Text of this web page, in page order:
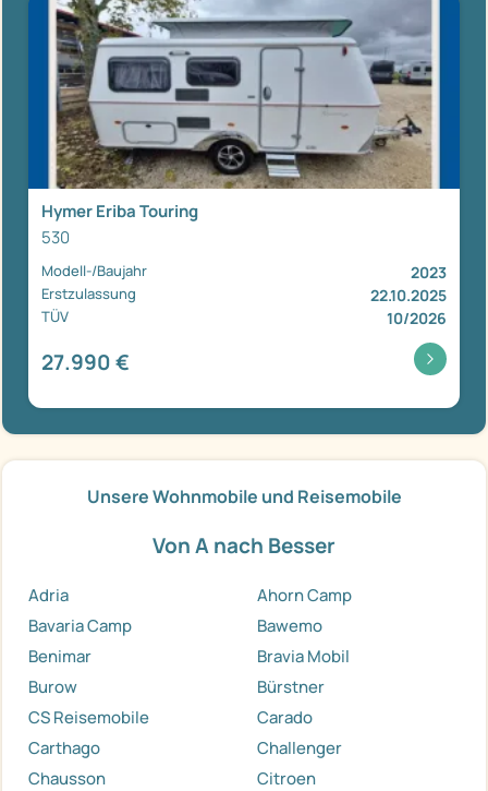
Hymer Eriba Touring
530
Modell-/Baujahr 2023
Erstzulassung 22.10.2025
TÜV 10/2026
27.990 €
Unsere Wohnmobile und Reisemobile
Von A nach Besser
Adria
Ahorn Camp
Bavaria Camp
Bawemo
Benimar
Bravia Mobil
Burow
Bürstner
CS Reisemobile
Carado
Carthago
Challenger
Chausson
Citroen